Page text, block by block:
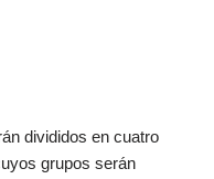
divididos en cuatro
grupos serán